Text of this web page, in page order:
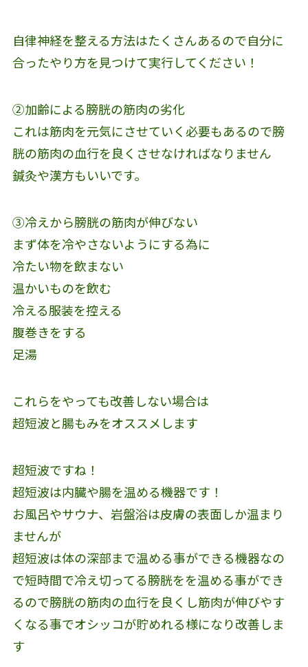
自律神経を整える方法はたくさんあるので自分に
合ったやり方を見つけて実行してください！
②加齢による膀胱の筋肉の劣化
これは筋肉を元気にさせていく必要もあるので膀
胱の筋肉の血行を良くさせなければなりません
鍼灸や漢方もいいです。
③冷えから膀胱の筋肉が伸びない
まず体を冷やさないようにする為に
冷たい物を飲まない
温かいものを飲む
冷える服装を控える
腹巻きをする
足湯
これらをやっても改善しない場合は
超短波と腸もみをオススメします
超短波ですね！
超短波は内臓や腸を温める機器です！
お風呂やサウナ、岩盤浴は皮膚の表面しか温まり
ませんが
超短波は体の深部まで温める事ができる機器なの
で短時間で冷え切ってる膀胱をを温める事ができ
るので膀胱の筋肉の血行を良くし筋肉が伸びやす
くなる事でオシッコが貯めれる様になり改善しま
す